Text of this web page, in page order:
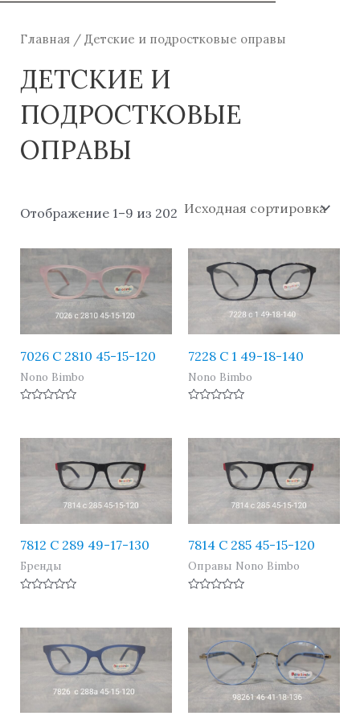
Главная/ Детские и подростковые оправы
ДЕТСКИЕ И
ПОДРОСТКОВЫЕ
ОПРАВЫ
Отображение 1–9 из 202
7026 C 2810 45-15-120
Nono Bimbo
5
7228 C 1 49-18-140
Nono Bimbo
5
7812 C 289 49-17-130
Бренды
5
7814 C 285 45-15-120
Оправы Nono Bimbo
5